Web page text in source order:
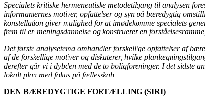
Specialets kritiske hermeneutiske metodetilgang til analysen
informanternes motiver, opfattelser og syn på bæredygtig
konstellation giver mulighed for at imødekomme specialets
frem til en meningsdannelse og konstruerer en
Det første analysetema omhandler forskellige opfattelser af
af de forskellige motiver og diskuterer, hvilke
derefter går vi i dybden med de to boligforeninger. I det sidste
lokalt plan med fokus på fællesskab.
DEN BÆREDYGTIGE FORTÆLLING (SIRI)